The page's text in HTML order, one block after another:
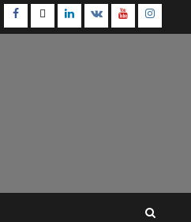
Facebook
TwitterLinkedin
VK Youtube